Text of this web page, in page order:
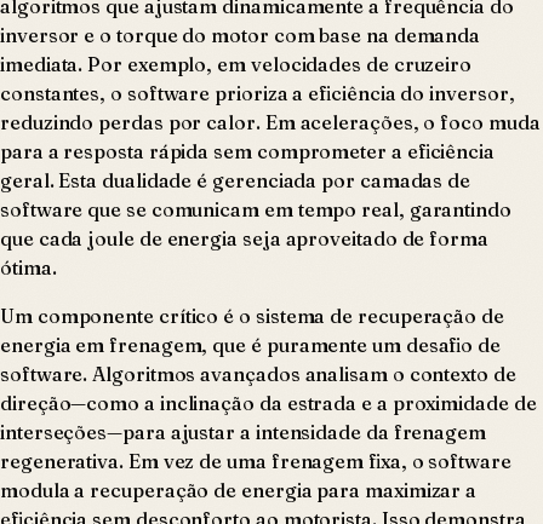
algoritmos que ajustam dinamicamente a frequência do
inversor e o torque do motor com base na demanda
imediata. Por exemplo, em velocidades de cruzeiro
constantes, o software prioriza a eficiência do inversor,
reduzindo perdas por calor. Em acelerações, o foco muda
para a resposta rápida sem comprometer a eficiência
geral. Esta dualidade é gerenciada por camadas de
software que se comunicam em tempo real, garantindo
que cada joule de energia seja aproveitado de forma
ótima.
Um componente crítico é o sistema de recuperação de
energia em frenagem, que é puramente um desafio de
software. Algoritmos avançados analisam o contexto de
direção—como a inclinação da estrada e a proximidade de
interseções—para ajustar a intensidade da frenagem
regenerativa. Em vez de uma frenagem fixa, o software
modula a recuperação de energia para maximizar a
eficiência sem desconforto ao motorista. Isso demonstra